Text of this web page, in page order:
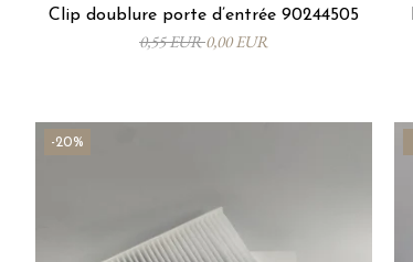
Clip doublure porte d’entrée 90244505
0,55 EUR0,00 EUR
-20%